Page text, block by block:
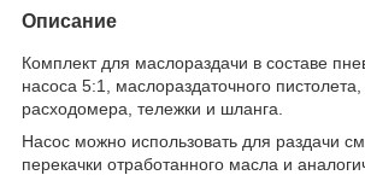
Описание
Комплект для маслораздачи в составе
насоса 5:1, маслораздаточного пистолета,
расходомера, тележки и шланга.
Насос можно использовать для раздачи
перекачки отработанного масла и